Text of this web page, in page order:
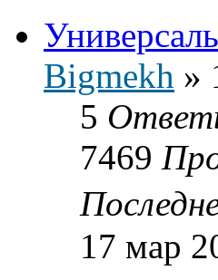
Bigmekh »
5
7469
17 мар